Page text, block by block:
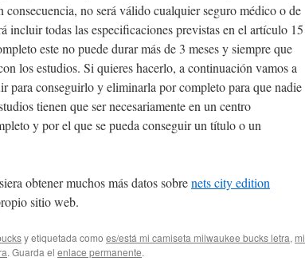
no será válido cualquier seguro médico o de
incluir todas las especificaciones previstas en el artículo 15
este no puede durar más de 3 meses y siempre que
los estudios. Si quieres hacerlo, a continuación vamos a
para conseguirlo y eliminarla por completo para que nadie
tienen que ser necesariamente en un centro
y por el que se pueda conseguir un título o un
obtener muchos más datos sobrenets city edition
sitio web.
y etiquetada como es/está mi camiseta milwaukee bucks letra, mi
. Guarda el enlace permanente.